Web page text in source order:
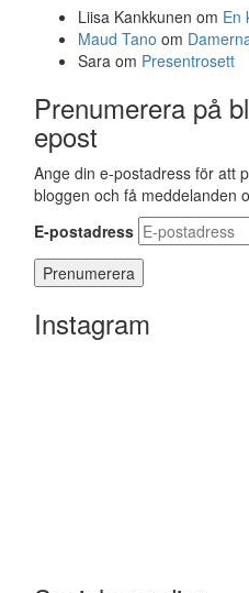
Liisa Kankkunen om En
Maud Tano om
Sara om Presentrosett
Prenumerera på
epost
Ange din e-postadress för att
bloggen och få meddelanden
E-postadress
Instagram